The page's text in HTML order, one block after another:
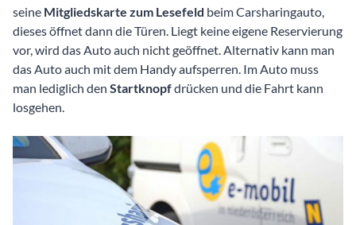
seine Mitgliedskarte zum Lesefeld beim Carsharingauto,
dieses öffnet dann die Türen. Liegt keine eigene Reservierung
vor, wird das Auto auch nicht geöffnet. Alternativ kann man
das Auto auch mit dem Handy aufsperren. Im Auto muss
man lediglich den Startknopfdrücken und die Fahrt kann
losgehen.